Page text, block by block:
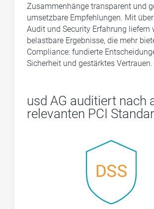
Zusammenhänge transparent und
umsetzbare Empfehlungen. Mit
Audit und Security Erfahrung liefern
belastbare Ergebnisse, die mehr
Compliance: fundierte
Sicherheit und gestärktes Vertrauen.
usd AG auditiert nach
relevanten PCI